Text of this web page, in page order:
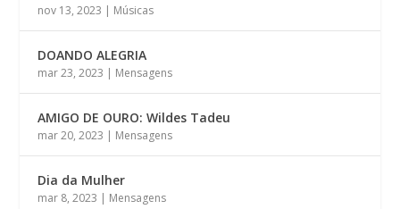
nov 13, 2023 | Músicas
DOANDO ALEGRIA
mar 23, 2023 | Mensagens
AMIGO DE OURO: Wildes Tadeu
mar 20, 2023 | Mensagens
Dia da Mulher
mar 8, 2023 | Mensagens